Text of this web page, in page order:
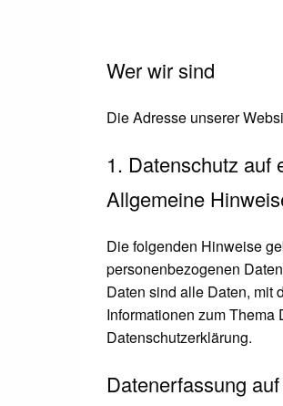
Wer wir sind
Die Adresse unserer
1. Datenschutz auf
Allgemeine
Die folgenden Hinweise
personenbezogenen
Daten sind alle Daten, mit
Informationen zum Thema
Datenschutzerklärung.
Datenerfassung